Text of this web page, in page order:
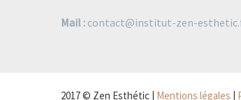
Mail : contact@institut-zen-
2017 © Zen Esthétic | Mentions légales